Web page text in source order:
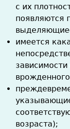
с их
появляются
имеется
возраста);